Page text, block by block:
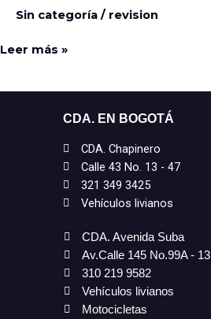
Sin categoría / revision
Leer más »
CDA. EN BOGOTÁ
CDA. Chapinero
Calle 43 No. 13 - 47
321 349 3425
Vehículos livianos
CDA. Avenida Suba
Av.Calle 145 No.99A - 13
310 219 9582
Vehículos livianos
Motocicletas